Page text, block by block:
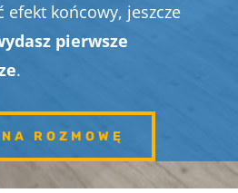
efekt końcowy, jeszcze
pierwsze
.
ROZMOWĘ